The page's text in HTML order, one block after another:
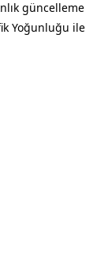
güncelleme
Yoğunluğu ile